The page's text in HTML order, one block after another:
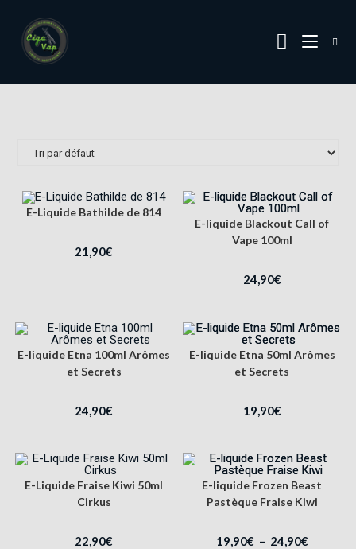
E-Liquide Bathilde de 814
21,90€
E-liquide Blackout Call of
Vape 100ml
24,90€
E-liquide Etna 100ml Arômes
et Secrets
24,90€
E-liquide Etna 50ml Arômes
et Secrets
19,90€
E-Liquide Fraise Kiwi 50ml
Cirkus
22,90€
E-liquide Frozen Beast
Pastèque Fraise Kiwi
19,90€ – 24,90€